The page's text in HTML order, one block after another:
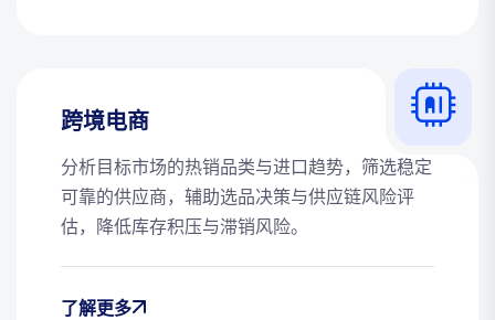
跨境电商
分析目标市场的热销品类与进口趋势，筛选稳定
可靠的供应商，辅助选品决策与供应链风险评
估，降低库存积压与滞销风险。
了解更多